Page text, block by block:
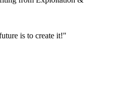
is to create it!"